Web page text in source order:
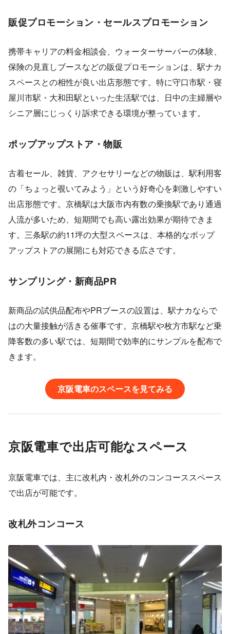
販促プロモーション・セールスプロモーション
携帯キャリアの料金相談会、ウォーターサーバーの体験、
保険の見直しブースなどの販促プロモーションは、駅ナカ
スペースとの相性が良い出店形態です。特に守口市駅・寝
屋川市駅・大和田駅といった生活駅では、日中の主婦層や
シニア層にじっくり訴求できる環境が整っています。
ポップアップストア・物販
古着セール、雑貨、アクセサリーなどの物販は、駅利用客
の「ちょっと覗いてみよう」という好奇心を刺激しやすい
出店形態です。京橋駅は大阪市内有数の乗換駅であり通過
人流が多いため、短期間でも高い露出効果が期待できま
す。三条駅の約11坪の大型スペースは、本格的なポップ
アップストアの展開にも対応できる広さです。
サンプリング・新商品PR
新商品の試供品配布やPRブースの設置は、駅ナカならで
はの大量接触が活きる催事です。京橋駅や枚方市駅など乗
降客数の多い駅では、短期間で効率的にサンプルを配布で
きます。
京阪電車のスペースを見てみる
京阪電車で出店可能なスペース
京阪電車では、主に改札内・改札外のコンコーススペース
で出店が可能です。
改札外コンコース